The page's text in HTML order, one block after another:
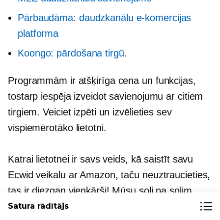
Pārbaudāma: daudzkanālu e-komercijas
platforma
Koongo: pārdošana tirgū.
Programmām ir atšķirīga cena un funkcijas,
tostarp iespēja izveidot savienojumu ar citiem
tirgiem. Veiciet izpēti un izvēlieties sev
vispiemērotāko lietotni.
Katrai lietotnei ir savs veids, kā saistīt savu
Ecwid veikalu ar Amazon, taču neuztraucieties,
tas ir diezgan vienkārši! Mūsu soli pa solim
Ecwid palīdzības centrā sniegtie norādījumi
Satura rādītājs